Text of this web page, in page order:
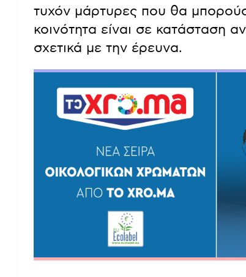
τυχόν μάρτυρες που θα
κοινότητα είναι σε κατάσταση
σχετικά με την έρευνα.